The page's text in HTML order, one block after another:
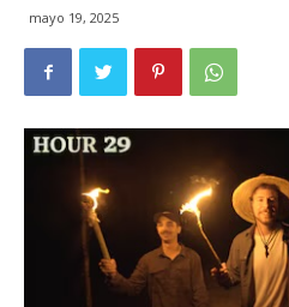
mayo 19, 2025